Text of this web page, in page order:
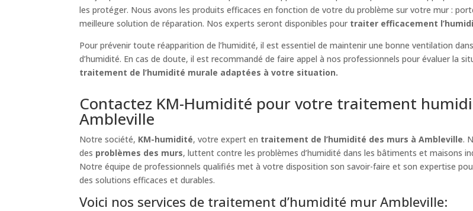
les protéger. Nous avons les produits efficaces en fonction de votre du problème sur votre mur :
meilleure solution de réparation. Nos experts seront disponibles pour traiter efficacement
Pour prévenir toute réapparition de l’humidité, il est essentiel de maintenir une bonne ventilation
d’humidité. En cas de doute, il est recommandé de faire appel à nos professionnels pour évaluer la
traitement de l’humidité murale adaptées à votre situation.
Contactez KM-Humidité pour votre traitement
Ambleville
Notre société, KM-humidité, votre expert en traitement de l’humidité des murs à Ambleville.
des problèmes des murs, luttent contre les problèmes d’humidité dans les bâtiments et maisons
Notre équipe de professionnels qualifiés met à votre disposition son savoir-faire et son expertise
des solutions efficaces et durables.
Voici nos services de traitement d’humidité mur Ambleville: